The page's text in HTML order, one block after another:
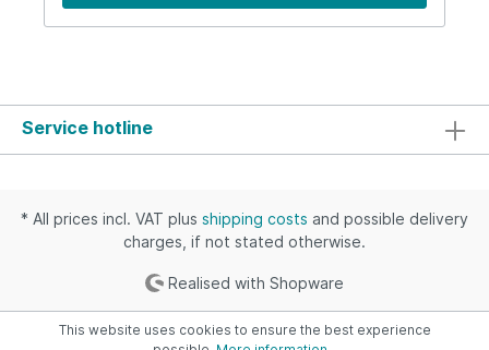
Service hotline
* All prices incl. VAT plus shipping costs and possible delivery
charges, if not stated otherwise.
Realised with Shopware
This website uses cookies to ensure the best experience